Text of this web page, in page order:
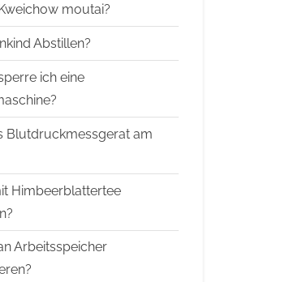
moutai?
Abstillen?
ich eine
Blutdruckmessgerat am
Himbeerblattertee
Arbeitsspeicher